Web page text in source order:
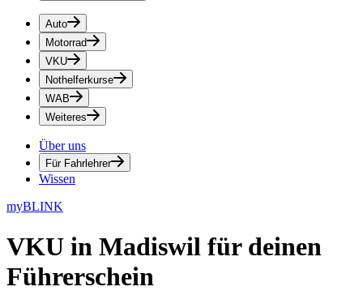
Auto
Motorrad
VKU
Nothelferkurse
WAB
Weiteres
Über uns
Für Fahrlehrer
Wissen
myBLINK
VKU in Madiswil für deinen
Führerschein